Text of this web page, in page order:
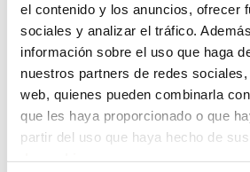
el contenido y los anuncios, ofrecer
sociales y analizar el tráfico.
información sobre el uso que haga
nuestros partners de redes
web, quienes pueden combinarla
que les haya proporcionado o que
partir del uso que haya hecho de
¿Has olvidado tu contraseña?